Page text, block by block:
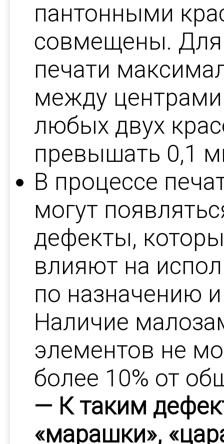
пантонными
совмещены. Для
печати
между
любых двух
превышать 0,1
В процессе
могут
дефекты,
влияют на
по назначению
Наличие
элементов не
более 10% от
— К таким
«марашки»,